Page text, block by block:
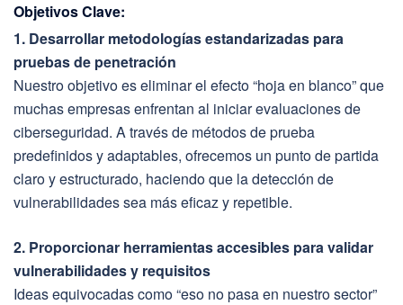
Objetivos Clave:
1. Desarrollar metodologías estandarizadas para
pruebas de penetración
Nuestro objetivo es eliminar el efecto “hoja en blanco” que
muchas empresas enfrentan al iniciar evaluaciones de
ciberseguridad. A través de métodos de prueba
predefinidos y adaptables, ofrecemos un punto de partida
claro y estructurado, haciendo que la detección de
vulnerabilidades sea más eficaz y repetible.
2. Proporcionar herramientas accesibles para validar
vulnerabilidades y requisitos
Ideas equivocadas como “eso no pasa en nuestro sector”